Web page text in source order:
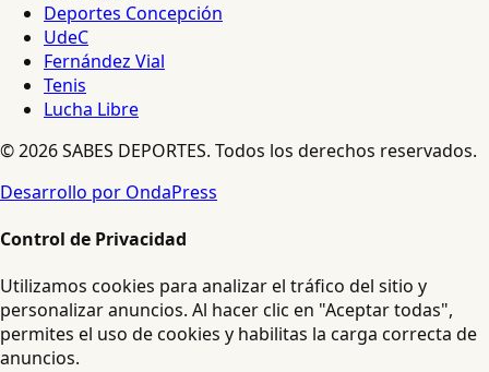
Deportes Concepción
UdeC
Fernández Vial
Tenis
Lucha Libre
© 2026 SABES DEPORTES. Todos los derechos reservados.
Desarrollo por OndaPress
Control de Privacidad
Utilizamos cookies para analizar el tráfico del sitio y
personalizar anuncios. Al hacer clic en "Aceptar todas",
permites el uso de cookies y habilitas la carga correcta de
anuncios.